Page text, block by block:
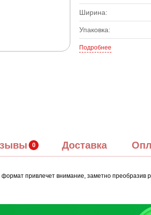
Ширина:
Упаковка:
Подробнее
Доставка
привлечет внимание, заметно